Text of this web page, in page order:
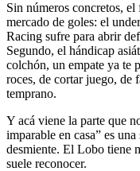
Sin números concretos,
mercado de goles: el
Racing sufre para abrir
Segundo, el hándicap
colchón, un empate ya te
roces, de cortar juego, de
temprano.
Y acá viene la parte que
imparable en casa” es
desmiente. El Lobo tiene
suele reconocer.